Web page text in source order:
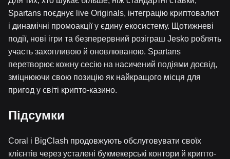
Spartans поєднує live Originals, інтеграцію криптовалют
і динамічні промоакції у єдину екосистему. Щотижневі
події, нові ігри та безперервний розіграш Jesko роблять
участь захопливою й оновлюваною. Spartans
перетворює кожну сесію на насичений подіями досвід,
зміцнюючи свою позицію як найкращого місця для
пригод у світі крипто-казино.
Підсумки
Coral і BigClash продовжують обслуговувати своїх
клієнтів через усталені букмекерські контори й крипто-